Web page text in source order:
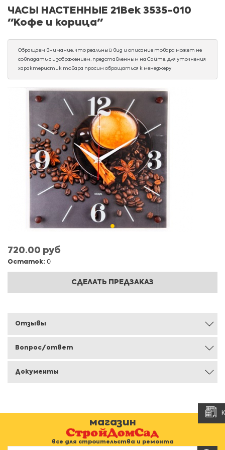
ЧАСЫ НАСТЕННЫЕ 21Век 3535-010
"Кофе и корица"
Обращаем внимание, что реальный вид и описание товара может не
совпадать с изображением, представленным на Сайте. Для уточнения
характеристик товара просим обращаться к менеджеру
720.00 руб
Остаток: 0
СДЕЛАТЬ ПРЕДЗАКАЗ
Отзывы
Вопрос/ответ
Документы
магазин
все для строительства и ремонта